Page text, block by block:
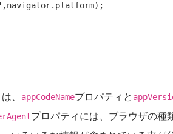
、 appCodeNameプロパティと
プロパティには、ブラウザの種